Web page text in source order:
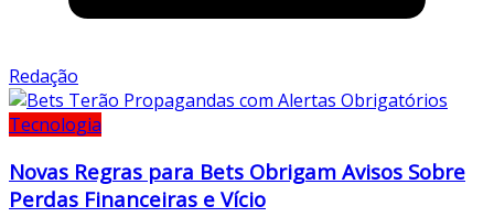
Redação
Tecnologia
Novas Regras para Bets Obrigam Avisos Sobre
Perdas Financeiras e Vício